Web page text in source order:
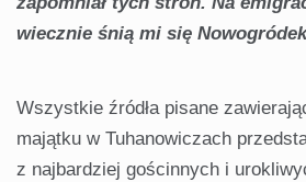
wiecznie śnią mi się
Wszystkie źródła pisane
majątku w Tuhanowiczach
z najbardziej gościnnych i